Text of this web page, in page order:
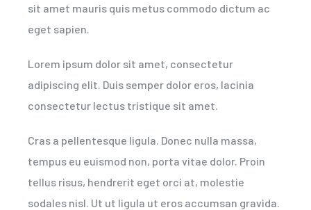
sit amet mauris quis metus commodo dictum ac
eget sapien.
Lorem ipsum dolor sit amet, consectetur
adipiscing elit. Duis semper dolor eros, lacinia
consectetur lectus tristique sit amet.
Cras a pellentesque ligula. Donec nulla massa,
tempus eu euismod non, porta vitae dolor. Proin
tellus risus, hendrerit eget orci at, molestie
sodales nisl. Ut ut ligula ut eros accumsan gravida.